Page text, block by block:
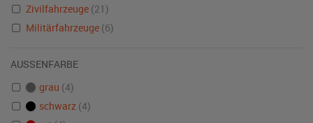
Zivilfahrzeuge (21)
Militärfahrzeuge (6)
AUSSENFARBE
grau (4)
schwarz (4)